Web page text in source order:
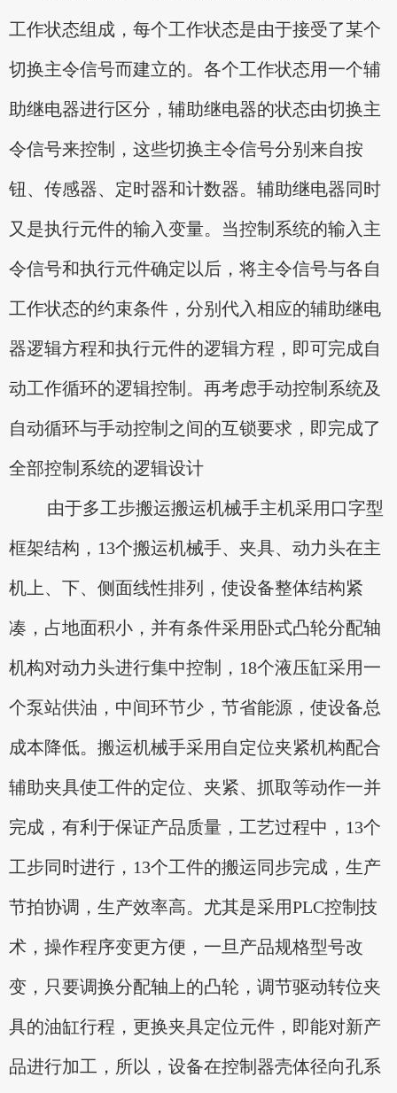
工作状态组成，每个工作状态是由于接受了某个
切换主令信号而建立的。各个工作状态用一个辅
助继电器进行区分，辅助继电器的状态由切换主
令信号来控制，这些切换主令信号分别来自按
钮、传感器、定时器和计数器。辅助继电器同时
又是执行元件的输入变量。当控制系统的输入主
令信号和执行元件确定以后，将主令信号与各自
工作状态的约束条件，分别代入相应的辅助继电
器逻辑方程和执行元件的逻辑方程，即可完成自
动工作循环的逻辑控制。再考虑手动控制系统及
自动循环与手动控制之间的互锁要求，即完成了
全部控制系统的逻辑设计
由于多工步搬运搬运机械手主机采用口字型
框架结构，13个搬运机械手、夹具、动力头在主
机上、下、侧面线性排列，使设备整体结构紧
凑，占地面积小，并有条件采用卧式凸轮分配轴
机构对动力头进行集中控制，18个液压缸采用一
个泵站供油，中间环节少，节省能源，使设备总
成本降低。搬运机械手采用自定位夹紧机构配合
辅助夹具使工件的定位、夹紧、抓取等动作一并
完成，有利于保证产品质量，工艺过程中，13个
工步同时进行，13个工件的搬运同步完成，生产
节拍协调，生产效率高。尤其是采用PLC控制技
术，操作程序变更方便，一旦产品规格型号改
变，只要调换分配轴上的凸轮，调节驱动转位夹
具的油缸行程，更换夹具定位元件，即能对新产
品进行加工，所以，设备在控制器壳体径向孔系